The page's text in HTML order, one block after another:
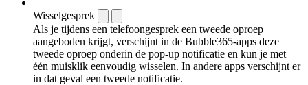
Wisselgesprek
Als je tijdens een telefoongesprek een tweede oproep
aangeboden krijgt, verschijnt in de Bubble365-apps deze
tweede oproep onderin de pop-up notificatie en kun je met
één muisklik eenvoudig wisselen. In andere apps verschijnt er
in dat geval een tweede notificatie.